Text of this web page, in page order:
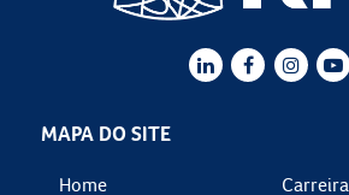
MAPA DO SITE
Home